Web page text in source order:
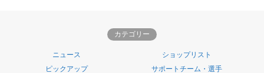
カテゴリー
ニュース
ショップリスト
ピックアップ
サポートチーム・選手